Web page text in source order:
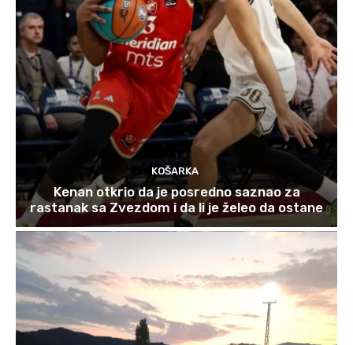
KOŠARKA
Kenan otkrio da je posredno saznao za
rastanak sa Zvezdom i da li je želeo da ostane